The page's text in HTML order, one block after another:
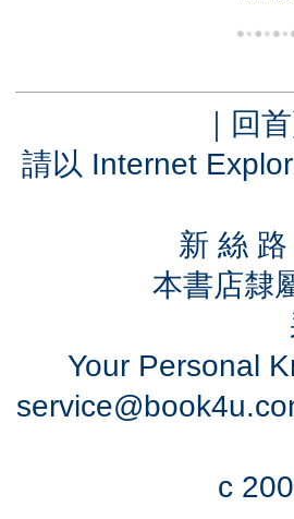
｜ 回
請以 Internet
新 絲
本書店隸
Your Personal
c